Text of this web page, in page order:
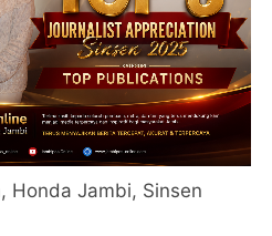
Honda Jambi, Sinsen